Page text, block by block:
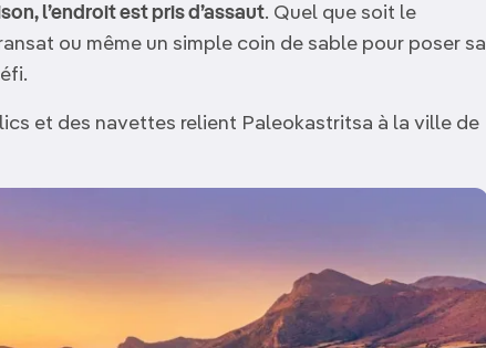
l’endroit est pris d’assaut. Quel que soit le
ou même un simple coin de sable pour poser sa
et des navettes relient Paleokastritsa à la ville de